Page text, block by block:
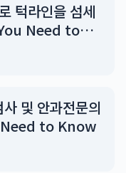
턱라인을 섬세
Need to
및 안과전문의
to Know